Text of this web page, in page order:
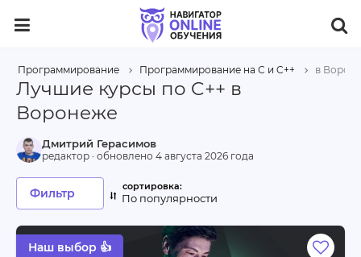
Программирование Программирование на С и C++ в
Лучшие курсы по C++ в
Воронеже
Наш выбор 👍
Дмитрий Герасимов
редактор · обновлено 4 августа 2026 года
Фильтр По популярности